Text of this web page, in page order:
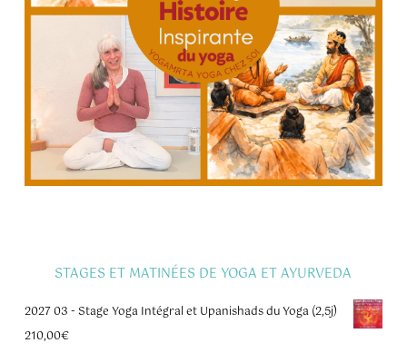
STAGES ET MATINÉES DE YOGA ET AYURVEDA
2027 03 - Stage Yoga Intégral et Upanishads du Yoga (2,5j)
210,00€